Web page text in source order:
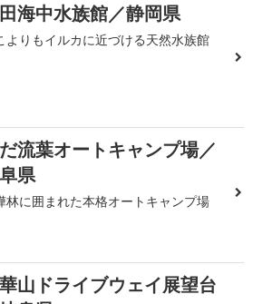
海中水族館／静岡県
よりもイルカに近づける天然水族館
流葉オートキャンプ場／
県
林に囲まれた本格オートキャンプ場
山ドライブウェイ展望台